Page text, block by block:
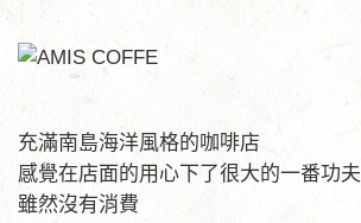
充滿南島海洋風格的咖啡店
感覺在店面的用心下了很大的一番功夫
雖然沒有消費